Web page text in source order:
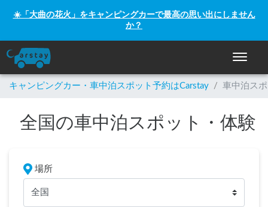
☀️「大曲の花火」をキャンピングカーで最高の思い出にしません
か？
ナビゲ
キャンピングカー・車中泊スポット予約はCarstay / 車中泊ス
全国の車中泊スポット・体験
場所
全国